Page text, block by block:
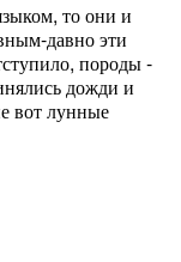
то они и
давно эти
породы -
дожди и
вот лунные